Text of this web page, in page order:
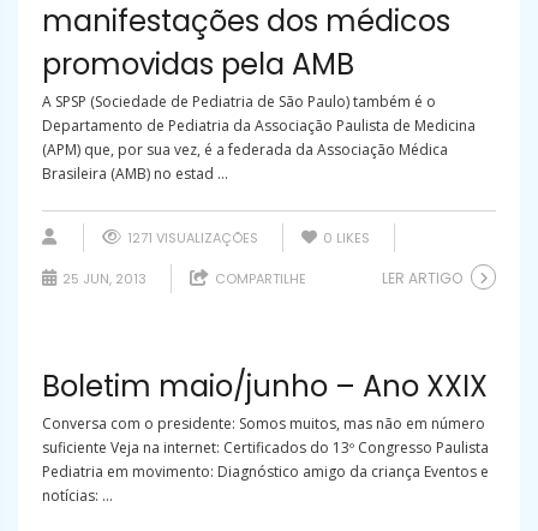
manifestações dos médicos
promovidas pela AMB
A SPSP (Sociedade de Pediatria de São Paulo) também é o
Departamento de Pediatria da Associação Paulista de Medicina
(APM) que, por sua vez, é a federada da Associação Médica
Brasileira (AMB) no estad ...
1271 VISUALIZAÇÕES 0 LIKES
25 JUN, 2013 COMPARTILHE LER ARTIGO
Boletim maio/junho – Ano XXIX
Conversa com o presidente: Somos muitos, mas não em número
suficiente Veja na internet: Certificados do 13º Congresso Paulista
Pediatria em movimento: Diagnóstico amigo da criança Eventos e
notícias: ...